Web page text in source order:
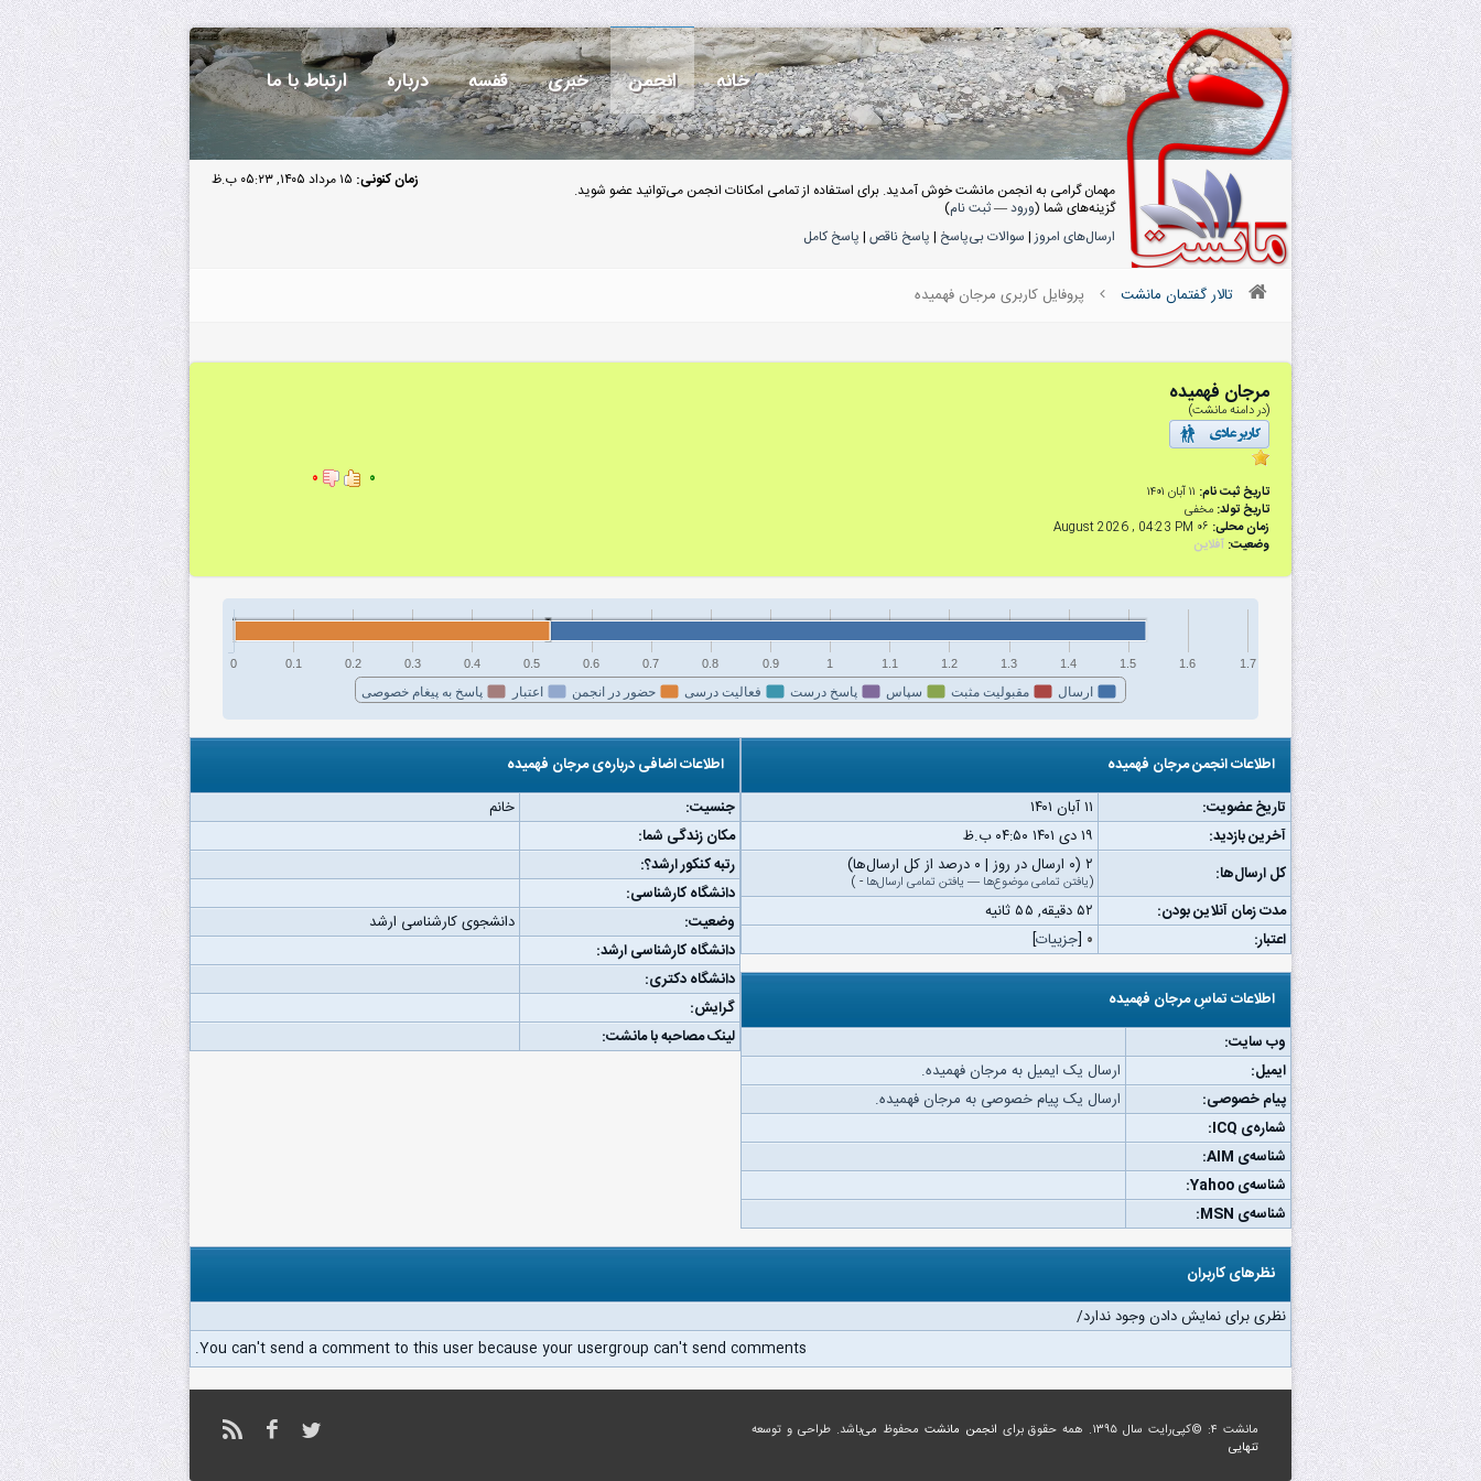
خانه انجمن خبری قفسه درباره ارتباط با ما
زمان کنونی: ۱۵ مرداد ۱۴۰۵, ۰۵:۲۳ ب.ظ
مهمان گرامی به انجمن مانشت خوش آمدید. برای استفاده از تمامی امکانات انجمن می‌توانید عضو شوید.
گزینه‌های شما (ورود—ثبت نام)
ارسال‌های امروز| سوالات بی‌پاسخ | پاسخ ناقص | پاسخ کامل
تالار گفتمان مانشت پروفایل کاربری مرجان فهمیده
مرجان فهمیده
(در دامنه مانشت)
تاریخ ثبت نام: ۱۱ آبان ۱۴۰۱
تاریخ تولد: مخفی
زمان محلی: ۰۶ August 2026 , 04:23 PM
وضعیت: آفلاین
۰ ۰
ارسال مقبولیت مثبت سپاس پاسخ درست فعالیت درسی حضور در انجمن اعتبار پاسخ به پیغام خصوصی
0 0.1 0.2 0.3 0.4 0.5 0.6 0.7 0.8 0.9 1 1.1 1.2 1.3 1.4 1.5 1.6 1.7
اطلاعات انجمن مرجان فهمیده
تاریخ عضویت:
۱۱ آبان ۱۴۰۱
آخرین بازدید:
۱۹ دى ۱۴۰۱ ۰۴:۵۰ ب.ظ
کل ارسال‌ها:
۲ (۰ ارسال در روز | ۰ درصد از کل ارسال‌ها)
(یافتن تمامی موضوع‌ها — یافتن تمامی ارسال‌ها -
)
مدت زمان آنلاین بودن:
۵۲ دقیقه, ۵۵ ثانیه
اعتبار:
۰ [جزییات]
اطلاعات تماسِ مرجان فهمیده
وب‌ سایت:
ایمیل:
ارسال یک ایمیل به مرجان فهمیده.
پیام خصوصی:
ارسال یک پیام خصوصی به مرجان فهمیده.
شماره‌ی ICQ:
شناسه‌ی AIM:
شناسه‌ی Yahoo:
شناسه‌ی MSN:
اطلاعات اضافی درباره‌ی مرجان فهمیده
جنسیت:
خانم
مکان زندگی شما:
رتبه کنکور ارشد؟:
دانشگاه کارشناسی:
وضعیت:
دانشجوی کارشناسی ارشد
دانشگاه کارشناسی ارشد:
دانشگاه دکتری:
گرایش:
لینک مصاحبه با مانشت:
نظرهای کاربران
نظری برای نمایش دادن وجود ندارد/
You can't send a comment to this user because your usergroup can't send comments.
مانشت ۴: ©کپی‌رایت سال ۱۳۹۵. همه حقوق برای انجمن مانشت محفوظ می‌باشد. طراحی و توسعه
تنهایی